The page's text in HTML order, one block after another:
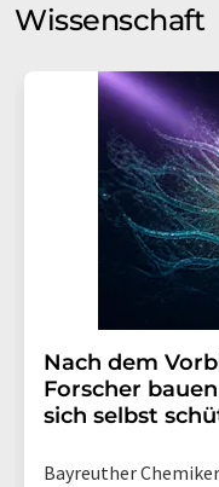
Wissenschaft
Nach dem
Forscher
sich selbst
Bayreuther